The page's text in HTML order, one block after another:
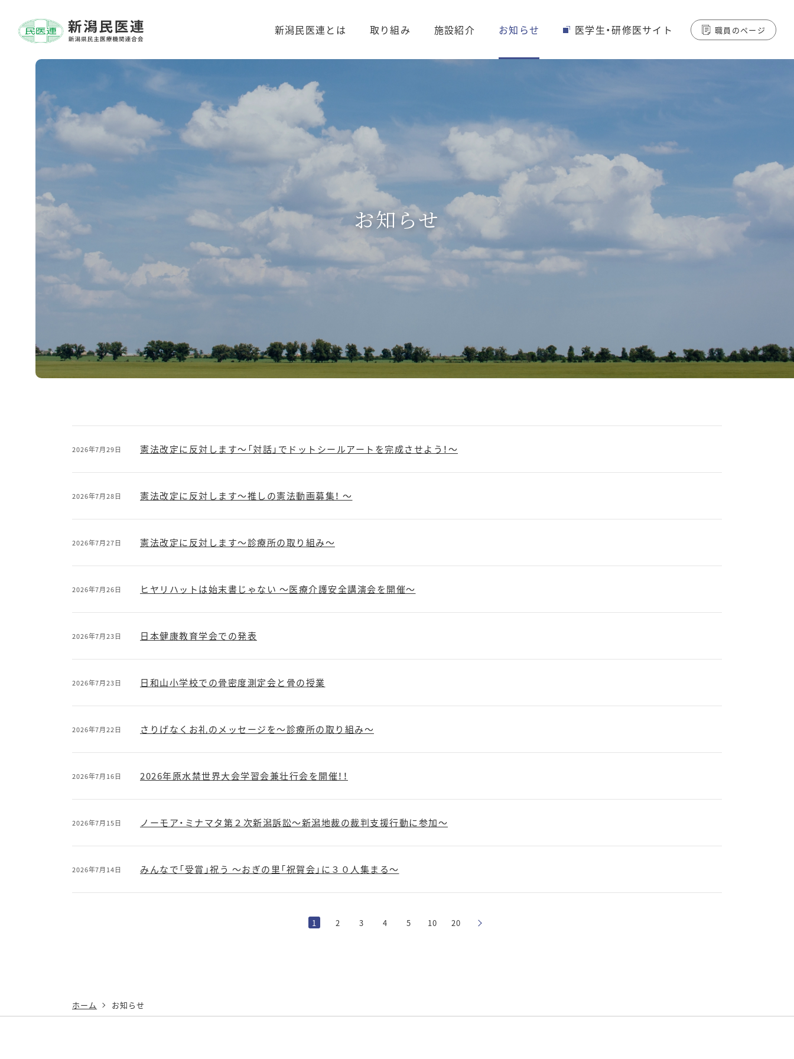
新潟民医連とは 取り組み 施設紹介 お知らせ 医学生・研修医サイト 職員のページ
お知らせ
2026年7月29日 憲法改定に反対します～「対話」でドットシールアートを完成させよう！～
2026年7月28日 憲法改定に反対します～推しの憲法動画募集！ ～
2026年7月27日 憲法改定に反対します～診療所の取り組み～
2026年7月26日 ヒヤリハットは始末書じゃない ～医療介護安全講演会を開催～
2026年7月23日 日本健康教育学会での発表
2026年7月23日 日和山小学校での骨密度測定会と骨の授業
2026年7月22日 さりげなくお礼のメッセージを～診療所の取り組み～
2026年7月16日 2026年原水禁世界大会学習会兼壮行会を開催！！
2026年7月15日 ノーモア・ミナマタ第２次新潟訴訟～新潟地裁の裁判支援行動に参加～
2026年7月14日 みんなで「受賞」祝う ～おぎの里「祝賀会」に３０人集まる～
1 2 3 4 5 10 20
ホーム お知らせ